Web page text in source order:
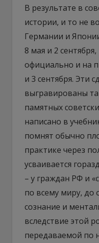
В результате в
истории, и то не
Германии и
8 мая и 2
официально и на
и 3 сентября. Эти
выгравированы
памятных
написано в
помнят обычно
практике через
усваивается
– у граждан РФ и
по всему миру, до
сознание и
вследствие этой
передаваемой по